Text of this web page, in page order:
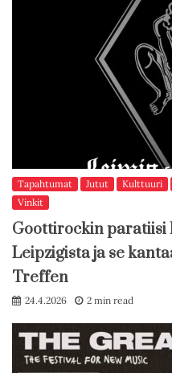
Tapahtumat Jutut Kulttuuri
Vinkit
Goottirockin paratiisi
Leipzigista ja se
Treffen
24.4.2026 2 min read